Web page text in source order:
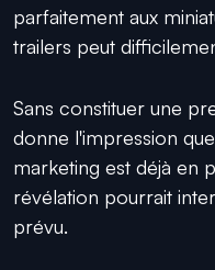
parfaitement aux
trailers peut
Sans constituer une
donne l'impression
marketing est déjà en
révélation pourrait
prévu.